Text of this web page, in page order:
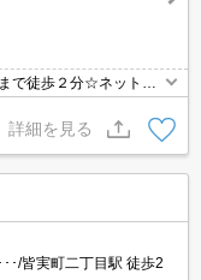
で徒歩２分☆ネット無
トロックで防犯面も安
良好です☆彡
詳細を見る
･/皆実町二丁目駅 徒歩2